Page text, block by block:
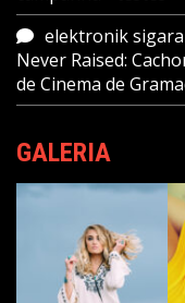
elektronik sigara
Never Raised:
de Cinema de
GALERIA